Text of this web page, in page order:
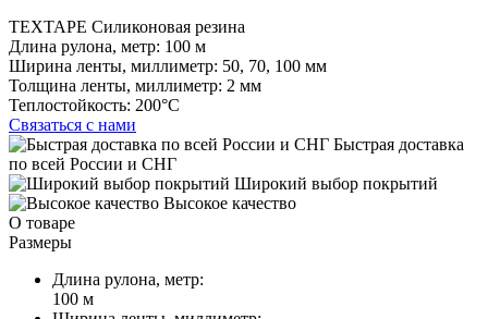
TEXTAPE Силиконовая резина
Длина рулона, метр: 100 м
Ширина ленты, миллиметр: 50, 70, 100 мм
Толщина ленты, миллиметр: 2 мм
Теплостойкость: 200°C
Связаться с нами
Быстрая доставка
по всей России и СНГ
Широкий выбор покрытий
Высокое качество
О товаре
Размеры
Длина рулона, метр:
100 м